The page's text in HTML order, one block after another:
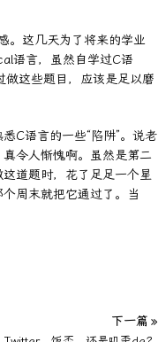
。这几天为了将来的学业
语言，虽然自学过C语
做这些题目，应该是足以磨
C语言的一些“陷阱”。说老
令人惭愧啊。虽然是第二
道题时，花了足足一个星
周末就把它通过了。当
下一篇 »